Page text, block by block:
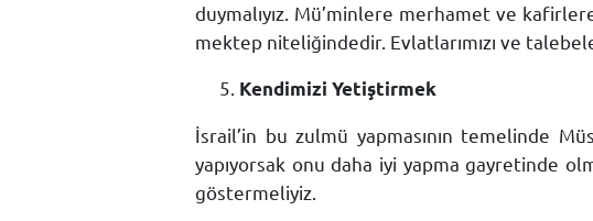
duymalıyız. Mü’minlere merhamet ve
mektep niteliğindedir. Evlatlarımızı ve
Kendimizi Yetiştirmek
İsrail’in bu zulmü yapmasının temelinde
yapıyorsak onu daha iyi yapma gayretinde
göstermeliyiz.